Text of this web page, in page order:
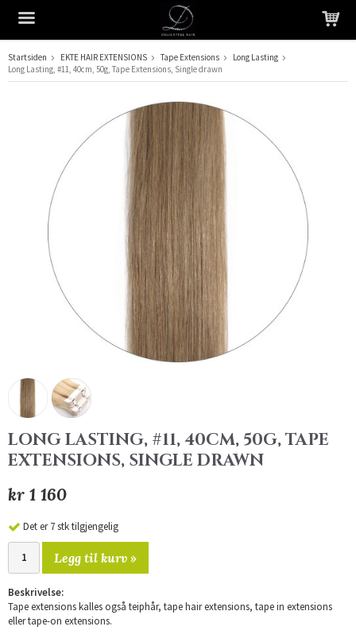
Produktet har blitt lagt til i handlekurven din
Startsiden EKTE HAIR EXTENSIONS Tape Extensions
Long Lasting
Long Lasting, #11, 40cm, 50g, Tape Extensions, Single drawn
LONG LASTING, #11, 40CM, 50G, TAPE
EXTENSIONS, SINGLE DRAWN
kr 1 160
Det er 7 stk tilgjengelig
Legg til kurv »
Beskrivelse:
Tape extensions kalles også teiphår, tape hair extensions, tape in extensions
eller tape-on extensions.